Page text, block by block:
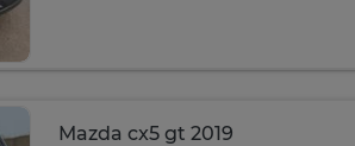
Mazda cx5 gt 2019